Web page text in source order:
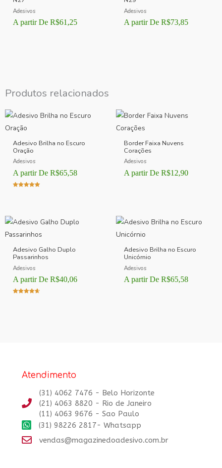
Adesivos
A partir De R$61,25
Adesivos
A partir De R$73,85
Produtos relacionados
Adesivo Brilha no Escuro
Oração
Adesivos
A partir De R$65,58
Border Faixa Nuvens
Corações
Adesivos
A partir De R$12,90
Adesivo Galho Duplo
Passarinhos
Adesivos
A partir De R$40,06
Adesivo Brilha no Escuro
Unicórnio
Adesivos
A partir De R$65,58
Atendimento
(31) 4062 7476 - Belo Horizonte
(21) 4063 8820 - Rio de Janeiro
(11) 4063 9676 - Sao Paulo
(31) 98226 2817- Whatsapp
vendas@magazinedoadesivo.com.br